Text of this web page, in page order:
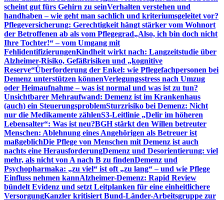
scheint gut fürs Gehirn zu seinVerhalten verstehen und
handhaben – wie geht man sachlich und kriteriumsgeleitet vor?
Pflegeversicherung: Gerechtigkeit hängt stärker vom Wohnort
der Betroffenen ab als vom Pflegegrad„Also, ich bin doch nicht
Ihre Tochter!“ – vom Umgang mit
FehlidentifizierungenKindheit wirkt nach: Langzeitstudie über
Alzheimer-Risiko, Gefäßrisiken und „kognitive
Reserve“Überforderung der Enkel: wie Pflegefachpersonen bei
Demenz unterstützen könnenVerlegungsstress nach Umzug
oder Heimaufnahme – was ist normal und was ist zu tun?
Unsichtbarer Mehraufwand: Demenz ist im Krankenhaus
(auch) ein SteuerungsproblemSturzrisiko bei Demenz: Nicht
nur die Medikamente zählenS3-Leitlinie „Delir im höheren
Lebensalter“: Was ist neu?BGH stärkt den Willen betreuter
Menschen: Ablehnung eines Angehörigen als Betreuer ist
maßgeblichDie Pflege von Menschen mit Demenz ist auch
nachts eine HerausforderungDemenz und Desorientierung: viel
mehr, als nicht von A nach B zu findenDemenz und
Psychopharmaka: „zu viel“ ist oft „zu lang“ – und wie Pflege
Einfluss nehmen kannAlzheimer-Demenz: Rapid Review
bündelt Evidenz und setzt Leitplanken für eine einheitlichere
VersorgungKanzler kritisiert Bund-Länder-Arbeitsgruppe zur